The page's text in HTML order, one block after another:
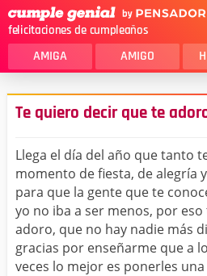
felicitaciones de cumpleaños
AMIGA AMIGO
MAMA
SOBRINA
HERMANO
NOVIA
PAPA
Te quiero decir que te
Llega el día del año que tanto
momento de fiesta, de alegría
para que la gente que te
yo no iba a ser menos, por
adoro, que no hay nadie más
gracias por enseñarme que a
veces lo mejor es ponerles